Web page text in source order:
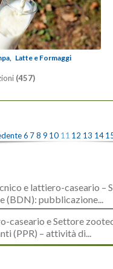
Latte e Formaggi
(457)
6 78 9 10 11 12 13 14
e lattiero-caseario –
(BDN): pubblicazione...
caseario e Settore
(PPR) – attività di...